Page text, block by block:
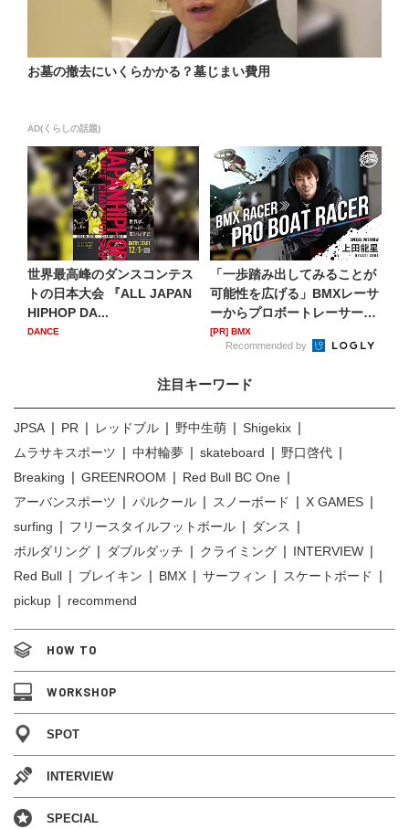
お墓の撤去にいくらかかる？墓じまい費用
AD(くらしの話題)
世界最高峰のダンスコンテス
トの日本大会 『ALL JAPAN
HIPHOP DA...
DANCE
「一歩踏み出してみることが
可能性を広げる」BMXレーサ
ーからプロボートレーサー
へ...
[PR] BMX
Recommended by
注目キーワード
JPSA PR レッドブル 野中生萌
Shigekix
ムラサキスポーツ
中村輪夢 skateboard
野口啓代
Breaking
GREENROOM
Red Bull BC One
アーバンスポーツ
パルクール スノーボード
X GAMES
surfing
フリースタイルフットボール
ダンス
ボルダリング
ダブルダッチ クライミング
INTERVIEW
Red Bull
ブレイキン BMX サーフィン
スケートボード
pickup
recommend
HOW TO
WORKSHOP
SPOT
INTERVIEW
SPECIAL